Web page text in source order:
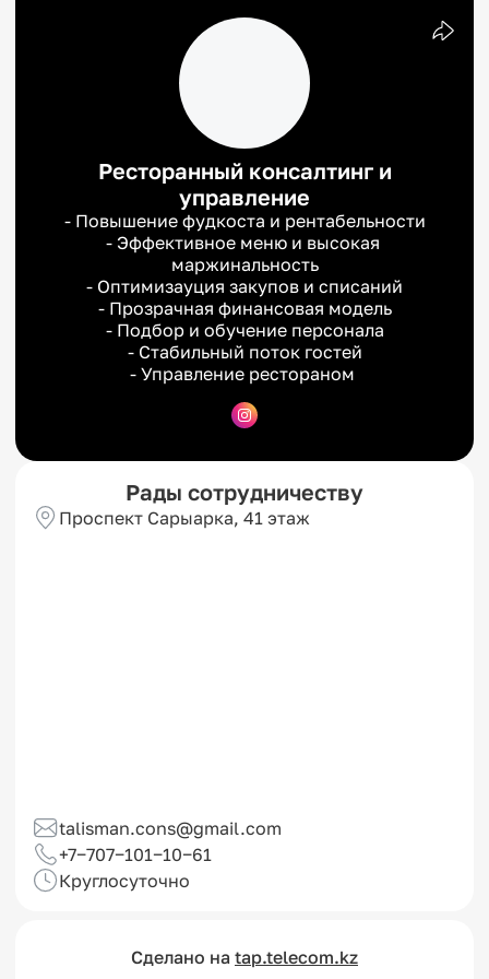
Ресторанный консалтинг и
управление
- Повышение фудкоста и рентабельности
- Эффективное меню и высокая
маржинальность
- Оптимизауция закупов и списаний
- Прозрачная финансовая модель
- Подбор и обучение персонала
- Стабильный поток гостей
- Управление рестораном
Рады сотрудничеству
Проспект Сарыарка, 4​1 этаж
talisman.cons@gmail.com
+7‒707‒101‒10‒61
Круглосуточно
Сделано на tap.telecom.kz